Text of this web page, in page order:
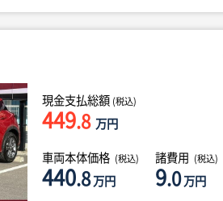
現金支払総額 (税込)
449.8 万円
車両本体価格 (税込)
440.8万円
諸費用 (税込)
9.0万円